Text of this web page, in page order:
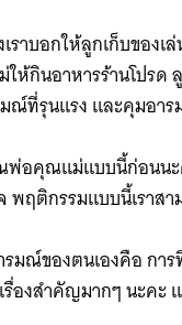
ราบอกให้ลูกเก็บของเ
ให้กินอาหารร้านโปร
ณ์ที่รุนแรง และคุมอา
อคุณแม่แบบนี้ก่อนนะ
พฤติกรรมแบบนี้เราสา
มณ์ของตนเองคือ การ
องสำคัญมากๆ นะคะ